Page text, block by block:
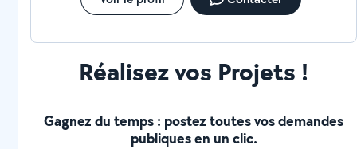
médicalisés, déambulateurs,..
Réalisez vos Projets !
Gagnez du temps : postez toutes vos demandes
publiques en un clic.